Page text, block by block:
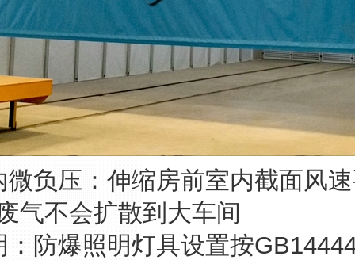
微负压：伸缩房前室内截面风
气不会扩散到大车间
：防爆照明灯具设置按